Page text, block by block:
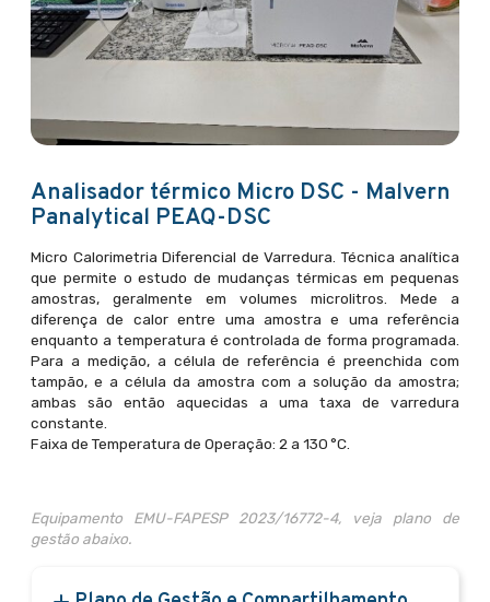
Analisador térmico Micro DSC - Malvern
Panalytical PEAQ-DSC
Micro Calorimetria Diferencial de Varredura. Técnica analítica
que permite o estudo de mudanças térmicas em pequenas
amostras, geralmente em volumes microlitros. Mede a
diferença de calor entre uma amostra e uma referência
enquanto a temperatura é controlada de forma programada.
Para a medição, a célula de referência é preenchida com
tampão, e a célula da amostra com a solução da amostra;
ambas são então aquecidas a uma taxa de varredura
constante.
Faixa de Temperatura de Operação: 2 a 130 °C.
Equipamento EMU-FAPESP 2023/16772-4, veja plano de
gestão abaixo.